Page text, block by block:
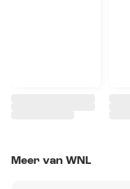
Meer van WNL